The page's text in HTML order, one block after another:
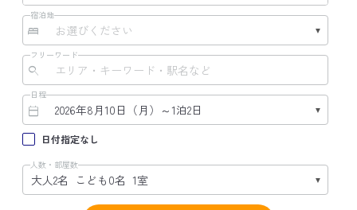
宿泊地
フリーワード
日程
日付指定なし
人数・部屋数